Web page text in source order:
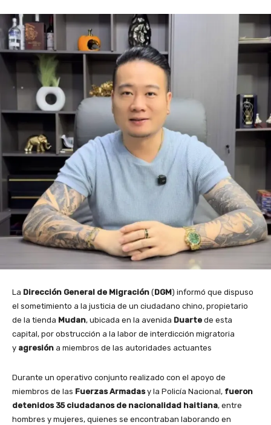
La Dirección General de Migración (DGM) informó que dispuso
el sometimiento a la justicia de un ciudadano chino, propietario
de la tienda Mudan, ubicada en la avenida Duarte de esta
capital, por obstrucción a la labor de interdicción migratoria
y agresión a miembros de las autoridades actuantes
Durante un operativo conjunto realizado con el apoyo de
miembros de las Fuerzas Armadasy la Policía Nacional, fueron
detenidos 35 ciudadanos de nacionalidad haitiana, entre
hombres y mujeres, quienes se encontraban laborando en